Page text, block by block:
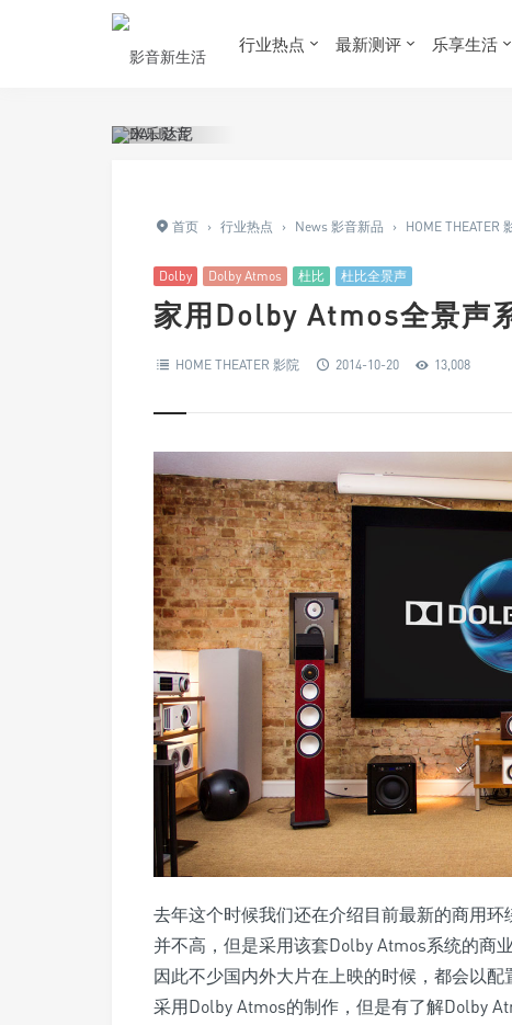
行业热点 最新测评 乐享生活
首页 › 行业热点 › News 影音新品 › HOME THEATER
Dolby Dolby Atmos 杜比 杜比全景声
家用Dolby Atmos全景声
HOME THEATER 影院 2014-10-20 13,008
去年这个时候我们还在介绍目前最新的商用
并不高，但是采用该套Dolby Atmos系统的商
因此不少国内外大片在上映的时候，都会以
采用Dolby Atmos的制作，但是有了解Dolby